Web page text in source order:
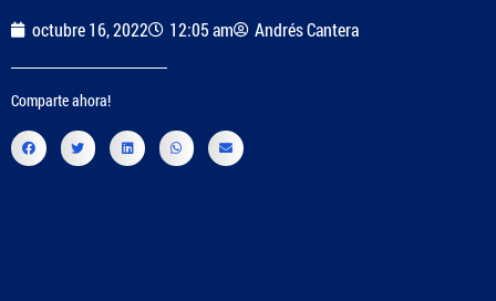
octubre 16, 2022 12:05 am Andrés Cantera
Comparte ahora!